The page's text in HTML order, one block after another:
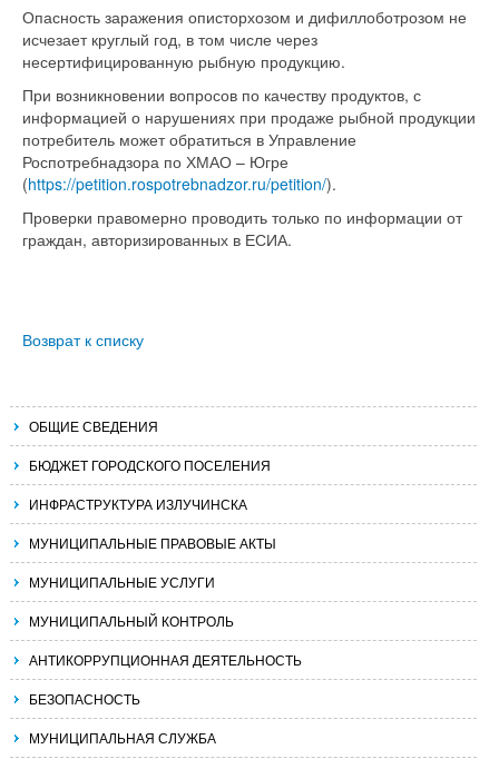
Опасность заражения описторхозом и дифиллоботрозом не
исчезает круглый год, в том числе через
несертифицированную рыбную продукцию.
При возникновении вопросов по качеству продуктов, с
информацией о нарушениях при продаже рыбной продукции
потребитель может обратиться в Управление
Роспотребнадзора по ХМАО – Югре
(https://petition.rospotrebnadzor.ru/petition/).
Проверки правомерно проводить только по информации от
граждан, авторизированных в ЕСИА.
Возврат к списку
ОБЩИЕ СВЕДЕНИЯ
БЮДЖЕТ ГОРОДСКОГО ПОСЕЛЕНИЯ
ИНФРАСТРУКТУРА ИЗЛУЧИНСКА
МУНИЦИПАЛЬНЫЕ ПРАВОВЫЕ АКТЫ
МУНИЦИПАЛЬНЫЕ УСЛУГИ
МУНИЦИПАЛЬНЫЙ КОНТРОЛЬ
АНТИКОРРУПЦИОННАЯ ДЕЯТЕЛЬНОСТЬ
БЕЗОПАСНОСТЬ
МУНИЦИПАЛЬНАЯ СЛУЖБА